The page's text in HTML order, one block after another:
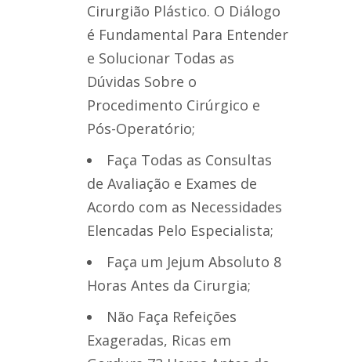
Cirurgião Plástico. O Diálogo
é Fundamental Para Entender
e Solucionar Todas as
Dúvidas Sobre o
Procedimento Cirúrgico e
Pós-Operatório;
Faça Todas as Consultas
de Avaliação e Exames de
Acordo com as Necessidades
Elencadas Pelo Especialista;
Faça um Jejum Absoluto 8
Horas Antes da Cirurgia;
Não Faça Refeições
Exageradas, Ricas em